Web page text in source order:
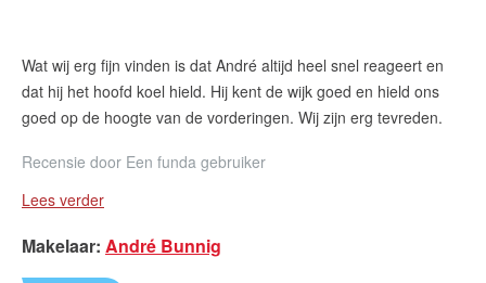
Wat wij erg fijn vinden is dat André altijd heel snel reageert en
dat hij het hoofd koel hield. Hij kent de wijk goed en hield ons
goed op de hoogte van de vorderingen. Wij zijn erg tevreden.
Recensie door Een funda gebruiker
Lees verder
Makelaar: André Bunnig